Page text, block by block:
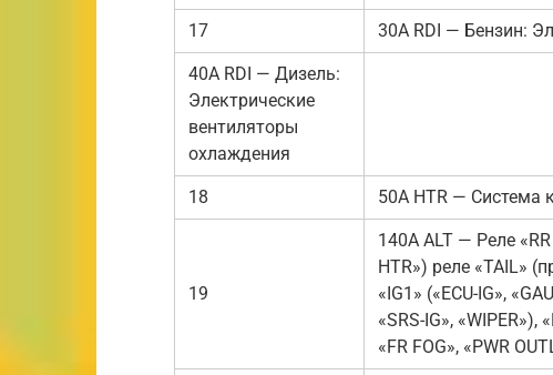
17 30A RDI — Бензин:
40A RDI — Дизель:
Электрические
вентиляторы
охлаждения
18 50A HTR — Система
19
140A ALT — Реле
HTR») реле «TAIL»
«IG1» («ECU-IG»,
«SRS-IG», «WIPER»),
«FR FOG», «PWR